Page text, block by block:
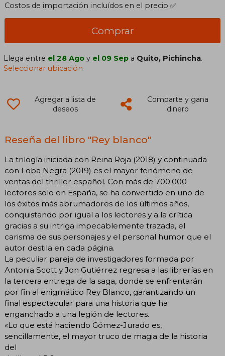
Costos de importación incluídos en el precio ✅
Comprar
Llega entre el 28 Ago y el 09 Sep a Quito, Pichincha.
Seleccionar ubicación
Agregar a lista de
deseos
Comparte y gana
dinero
Reseña del libro "Rey blanco"
La trilogía iniciada con Reina Roja (2018) y continuada
con Loba Negra (2019) es el mayor fenómeno de
ventas del thriller español. Con más de 700.000
lectores solo en España, se ha convertido en uno de
los éxitos más abrumadores de los últimos años,
conquistando por igual a los lectores y a la crítica
gracias a su intriga impecablemente trazada, el
carisma de sus personajes y el personal humor que el
autor destila en cada página.
La peculiar pareja de investigadores formada por
Antonia Scott y Jon Gutiérrez regresa a las librerías en
la tercera entrega de la saga, donde se enfrentarán
por fin al enigmático Rey Blanco, garantizando un
final espectacular para una historia que ha
enganchado a una legión de lectores.
«Lo que está haciendo Gómez-Jurado es,
sencillamente, el mayor truco de magia de la historia
del